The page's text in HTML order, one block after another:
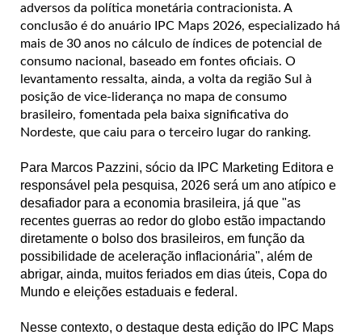
adversos da política monetária contracionista. A
conclusão é do anuário IPC Maps 2026, especializado há
mais de 30 anos no cálculo de índices de potencial de
consumo nacional, baseado em fontes oficiais. O
levantamento ressalta, ainda, a volta da região Sul à
posição de vice-liderança no mapa de consumo
brasileiro, fomentada pela baixa significativa do
Nordeste, que caiu para o terceiro lugar do ranking.
Para Marcos Pazzini, sócio da IPC Marketing Editora e
responsável pela pesquisa, 2026 será um ano atípico e
desafiador para a economia brasileira, já que "as
recentes guerras ao redor do globo estão impactando
diretamente o bolso dos brasileiros, em função da
possibilidade de aceleração inflacionária", além de
abrigar, ainda, muitos feriados em dias úteis, Copa do
Mundo e eleições estaduais e federal.
Nesse contexto, o destaque desta edição do IPC Maps